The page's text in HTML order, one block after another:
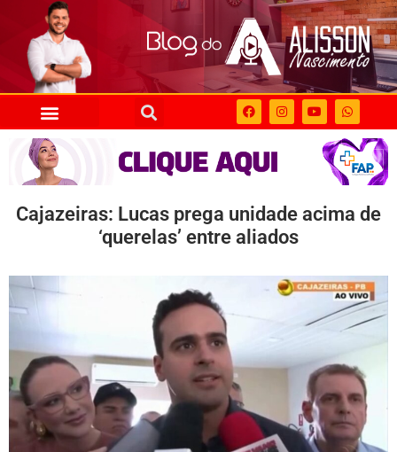
Cajazeiras: Lucas prega unidade acima de
‘querelas’ entre aliados